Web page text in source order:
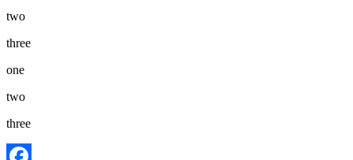
two
three
one
two
three